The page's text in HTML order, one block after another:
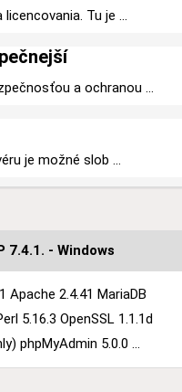
Tu je ...
a ochranou ...
je možné slob ...
7.4.1. - Windows
Apache 2.4.41 MariaDB
5.16.3 OpenSSL 1.1.1d
phpMyAdmin 5.0.0 ...